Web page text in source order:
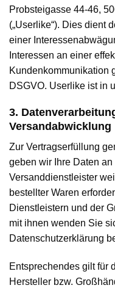
Probsteigasse 44-46,
(„Userlike“). Dies dient
einer
Interessen an einer
Kundenkommunikation
DSGVO. Userlike ist in
3.
Versandabwicklung
Zur Vertragserfüllung
geben wir Ihre Daten
Versanddienstleister
bestellter Waren
Dienstleistern und der
mit ihnen wenden Sie
Datenschutzerklärung
Entsprechendes gilt für
Hersteller bzw.